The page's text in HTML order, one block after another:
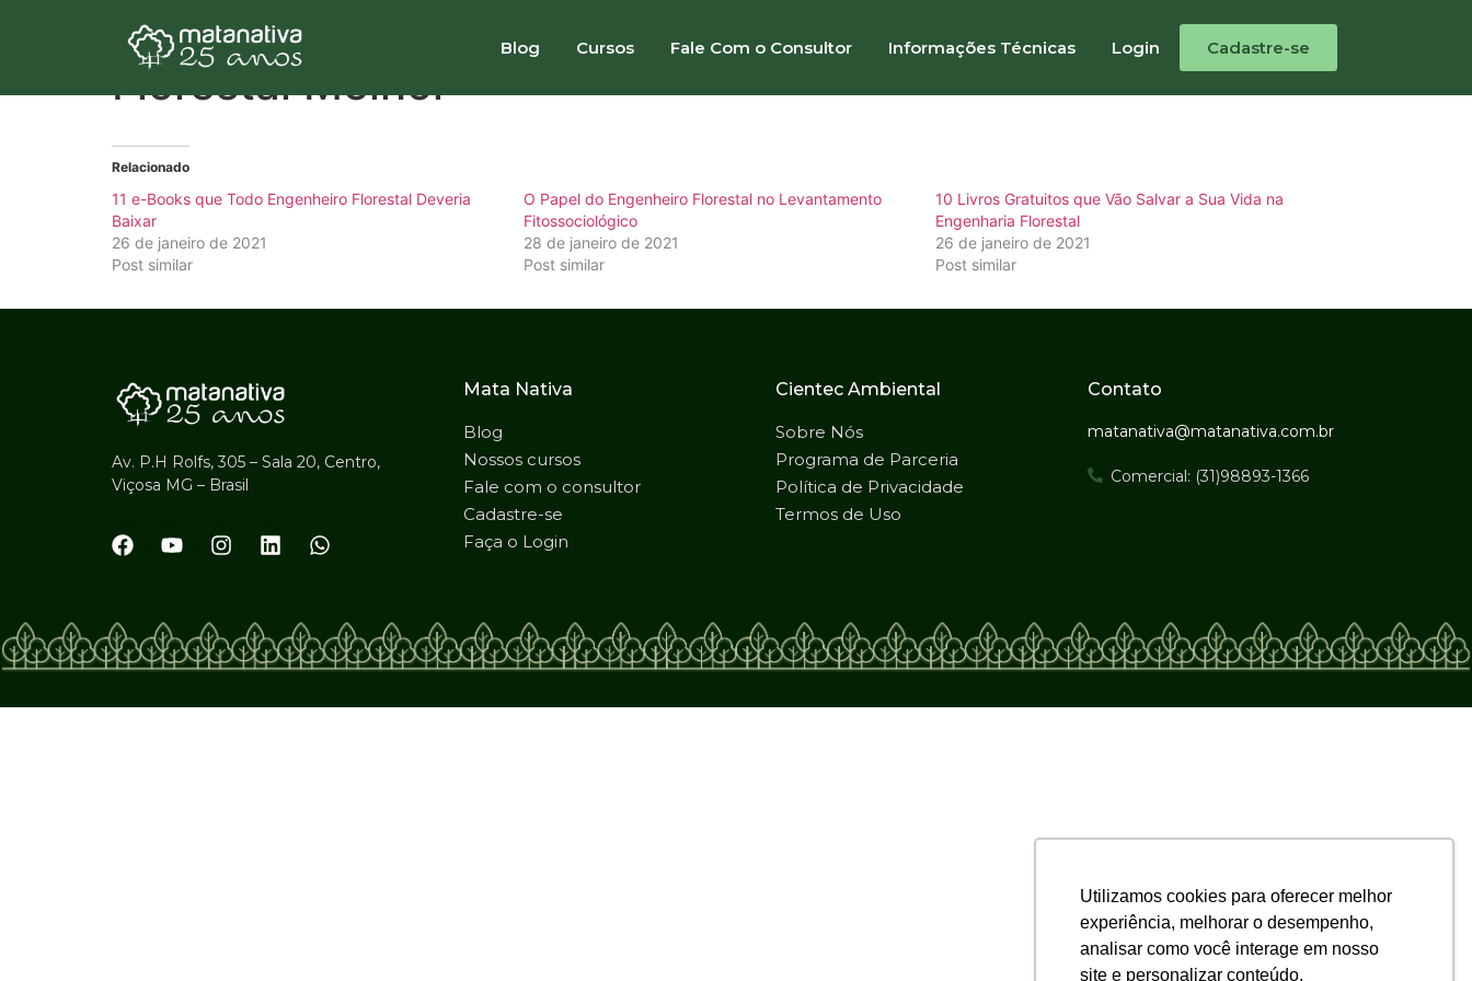
Utilizamos cookies para oferecer melhor
experiência, melhorar o desempenho,
analisar como você interage em nosso
site e personalizar conteúdo.
Blog Cursos Fale Com o Consultor Informações Técnicas Login Cadastre-se
20 Livros e e-Books que Farão Você um Engenheiro
Florestal Melhor
Relacionado
11 e-Books que Todo Engenheiro Florestal Deveria
Baixar
26 de janeiro de 2021
Post similar
O Papel do Engenheiro Florestal no Levantamento
Fitossociológico
28 de janeiro de 2021
Post similar
10 Livros Gratuitos que Vão Salvar a Sua Vida na
Engenharia Florestal
26 de janeiro de 2021
Post similar
Av. P.H Rolfs, 305 – Sala 20, Centro,
Viçosa MG – Brasil
Mata Nativa
Blog
Nossos cursos
Fale com o consultor
Cadastre-se
Faça o Login
Cientec Ambiental
Sobre Nós
Programa de Parceria
Política de Privacidade
Termos de Uso
Contato
matanativa@matanativa.com.br
Comercial: (31)98893-1366